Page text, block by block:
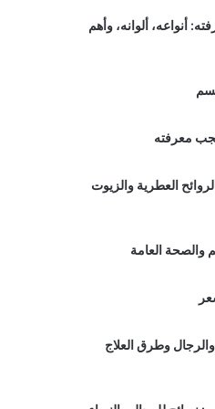
أنواعه، ألوانه، وأهم
معرفته
العطرية والزيوت
وطرق العلاج